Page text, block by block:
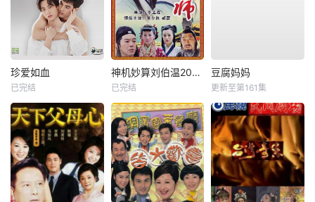
珍爱如血
已完结
神机妙算刘伯温2006
已完结
豆腐妈妈
更新至第161集